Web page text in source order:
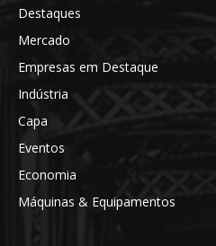
Destaques
Mercado
Empresas em Destaque
Indústria
Capa
Eventos
Economia
Máquinas & Equipamentos